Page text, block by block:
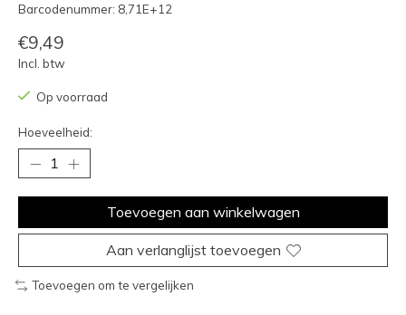
Barcodenummer: 8,71E+12
€9,49
Incl. btw
Op voorraad
Hoeveelheid:
Toevoegen aan winkelwagen
Aan verlanglijst toevoegen
Toevoegen om te vergelijken